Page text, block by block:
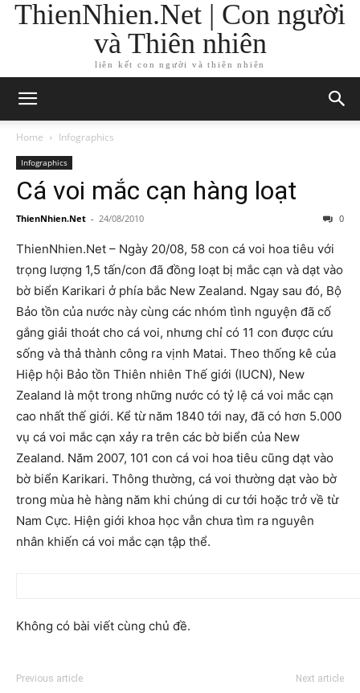
ThienNhien.Net | Con người
và Thiên nhiên
liên kết con người và thiên nhiên
Home Infographics
Infographics
Cá voi mắc cạn hàng loạt
ThienNhien.Net - 24/08/2010 0
ThienNhien.Net – Ngày 20/08, 58 con cá voi hoa tiêu với
trọng lượng 1,5 tấn/con đã đồng loạt bị mắc cạn và dạt vào
bờ biển Karikari ở phía bắc New Zealand. Ngay sau đó, Bộ
Bảo tồn của nước này cùng các nhóm tình nguyện đã cố
gắng giải thoát cho cá voi, nhưng chỉ có 11 con được cứu
sống và thả thành công ra vịnh Matai. Theo thống kê của
Hiệp hội Bảo tồn Thiên nhiên Thế giới (IUCN), New
Zealand là một trong những nước có tỷ lệ cá voi mắc cạn
cao nhất thế giới. Kể từ năm 1840 tới nay, đã có hơn 5.000
vụ cá voi mắc cạn xảy ra trên các bờ biển của New
Zealand. Năm 2007, 101 con cá voi hoa tiêu cũng dạt vào
bờ biển Karikari. Thông thường, cá voi thường dạt vào bờ
trong mùa hè hàng năm khi chúng di cư tới hoặc trở về từ
Nam Cực. Hiện giới khoa học vẫn chưa tìm ra nguyên
nhân khiến cá voi mắc cạn tập thể.
Không có bài viết cùng chủ đề.
Previous article Next article